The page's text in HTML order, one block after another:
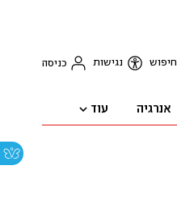
חיפוש נגישות כניסה
אנרגיה עוד